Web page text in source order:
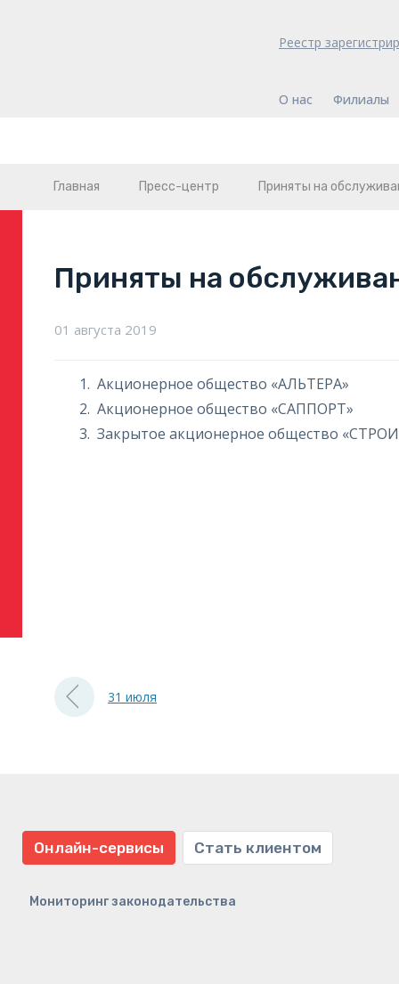
Реестр
О нас Филиалы
Главная Пресс-центр Приняты на
Приняты на
01 августа 2019
Акционерное общество «АЛЬТЕРА»
Акционерное общество «САППОРТ»
Закрытое акционерное общество
31 июля
Онлайн-сервисы Стать клиентом
Мониторинг законодательства